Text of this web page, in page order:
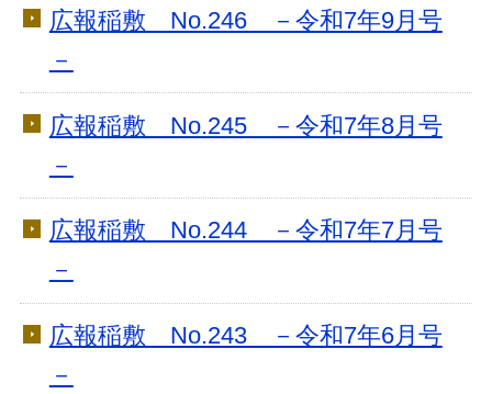
広報稲敷 No.246 －令和7年9月号
－
広報稲敷 No.245 －令和7年8月号
－
広報稲敷 No.244 －令和7年7月号
－
広報稲敷 No.243 －令和7年6月号
－